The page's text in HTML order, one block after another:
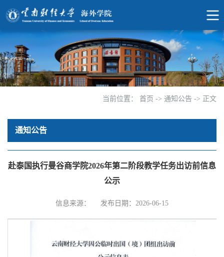
当前位置： 首页 -> 通知公告 -> 正文
通知公告
赴泰国执行曼谷商学院2026年第二阶段教学任务出访前信息
公示
信息来源： 发布日期：2026-06-15